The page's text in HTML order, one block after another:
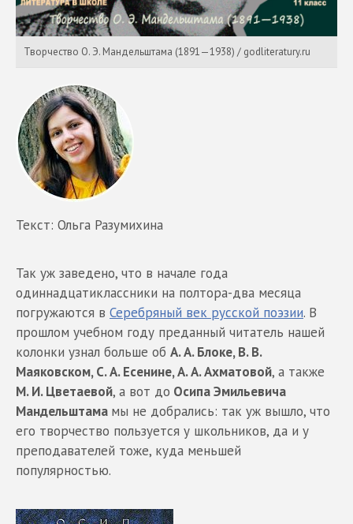
Творчество О. Э. Мандельштама (1891—1938) / godliteratury.ru
Текст: Ольга Разумихина
Так уж заведено, что в начале года
одиннадцатиклассники на полтора-два месяца
погружаются в Серебряный век русской поэзии. В
прошлом учебном году преданный читатель нашей
колонки узнал больше об А. А. Блоке, В. В.
Маяковском, С. А. Есенине, А. А. Ахматовой, а также
М. И. Цветаевой, а вот до Осипа Эмильевича
Мандельштама мы не добрались: так уж вышло, что
его творчество пользуется у школьников, да и у
преподавателей тоже, куда меньшей
популярностью.